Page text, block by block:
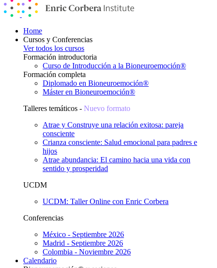
Home
Cursos y Conferencias
Ver todos los cursos
Formación introductoria
Curso de Introducción a la Bioneuroemoción®
Formación completa
Diplomado en Bioneuroemoción®
Máster en Bioneuroemoción®
Talleres temáticos - Nuevo formato
Atrae y Construye una relación exitosa: pareja
consciente
Crianza consciente: Salud emocional para padres e
hijos
Atrae abundancia: El camino hacia una vida con
sentido y prosperidad
UCDM
UCDM: Taller Online con Enric Corbera
Conferencias
México - Septiembre 2026
Madrid - Septiembre 2026
Colombia - Noviembre 2026
Calendario